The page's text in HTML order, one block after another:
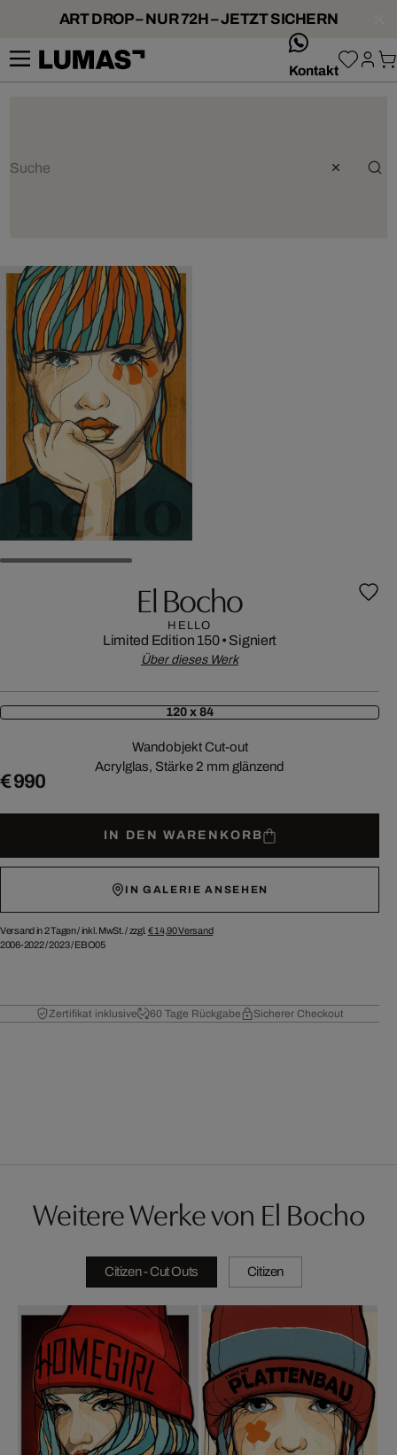
ART DROP – NUR 72H – JETZT SICHERN
Kontakt
El Bocho
HELLO
Limited Edition 150• Signiert
Über dieses Werk
120 x 84
Wandobjekt Cut-out
Acrylglas, Stärke 2 mm glänzend
€ 990
IN DEN WARENKORB
IN GALERIE ANSEHEN
Versand in 2 Tagen /inkl. MwSt. / zzgl. € 14,90Versand
2006-2022/2023/EBO05
Zertifikat inklusive 60 Tage Rückgabe Sicherer Checkout
Weitere Werke von El Bocho
Citizen - Cut Outs Citizen